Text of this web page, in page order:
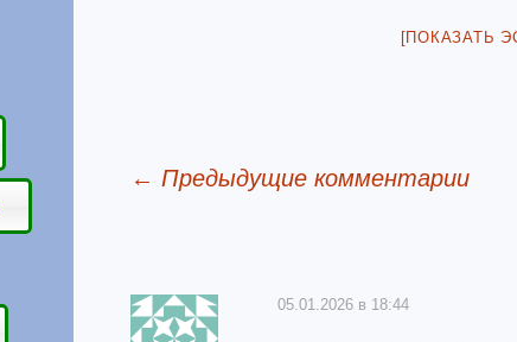
[ПОКАЗАТЬ
← Предыдущие комментарии
05.01.2026 в 18:44